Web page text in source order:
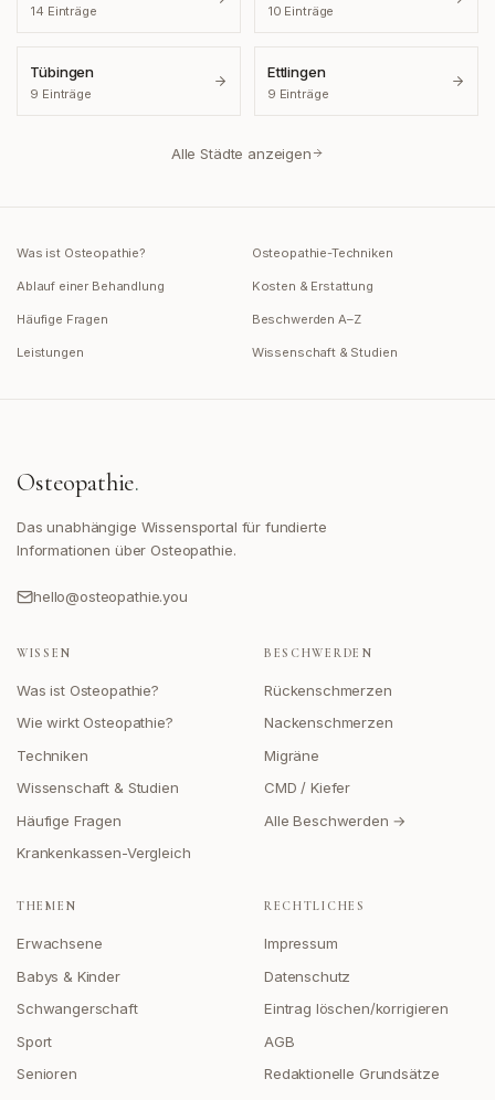
14 Einträge 10 Einträge
Tübingen
9 Einträge
Ettlingen
9 Einträge
Alle Städte anzeigen
Was ist Osteopathie? Osteopathie-Techniken
Ablauf einer Behandlung Kosten & Erstattung
Häufige Fragen Beschwerden A–Z
Leistungen Wissenschaft & Studien
Osteopathie.
Das unabhängige Wissensportal für fundierte
Informationen über Osteopathie.
hello@osteopathie.you
WISSEN
Was ist Osteopathie?
Wie wirkt Osteopathie?
Techniken
Wissenschaft & Studien
Häufige Fragen
Krankenkassen-Vergleich
BESCHWERDEN
Rückenschmerzen
Nackenschmerzen
Migräne
CMD / Kiefer
Alle Beschwerden →
THEMEN
Erwachsene
Babys & Kinder
Schwangerschaft
Sport
Senioren
RECHTLICHES
Impressum
Datenschutz
Eintrag löschen/korrigieren
AGB
Redaktionelle Grundsätze